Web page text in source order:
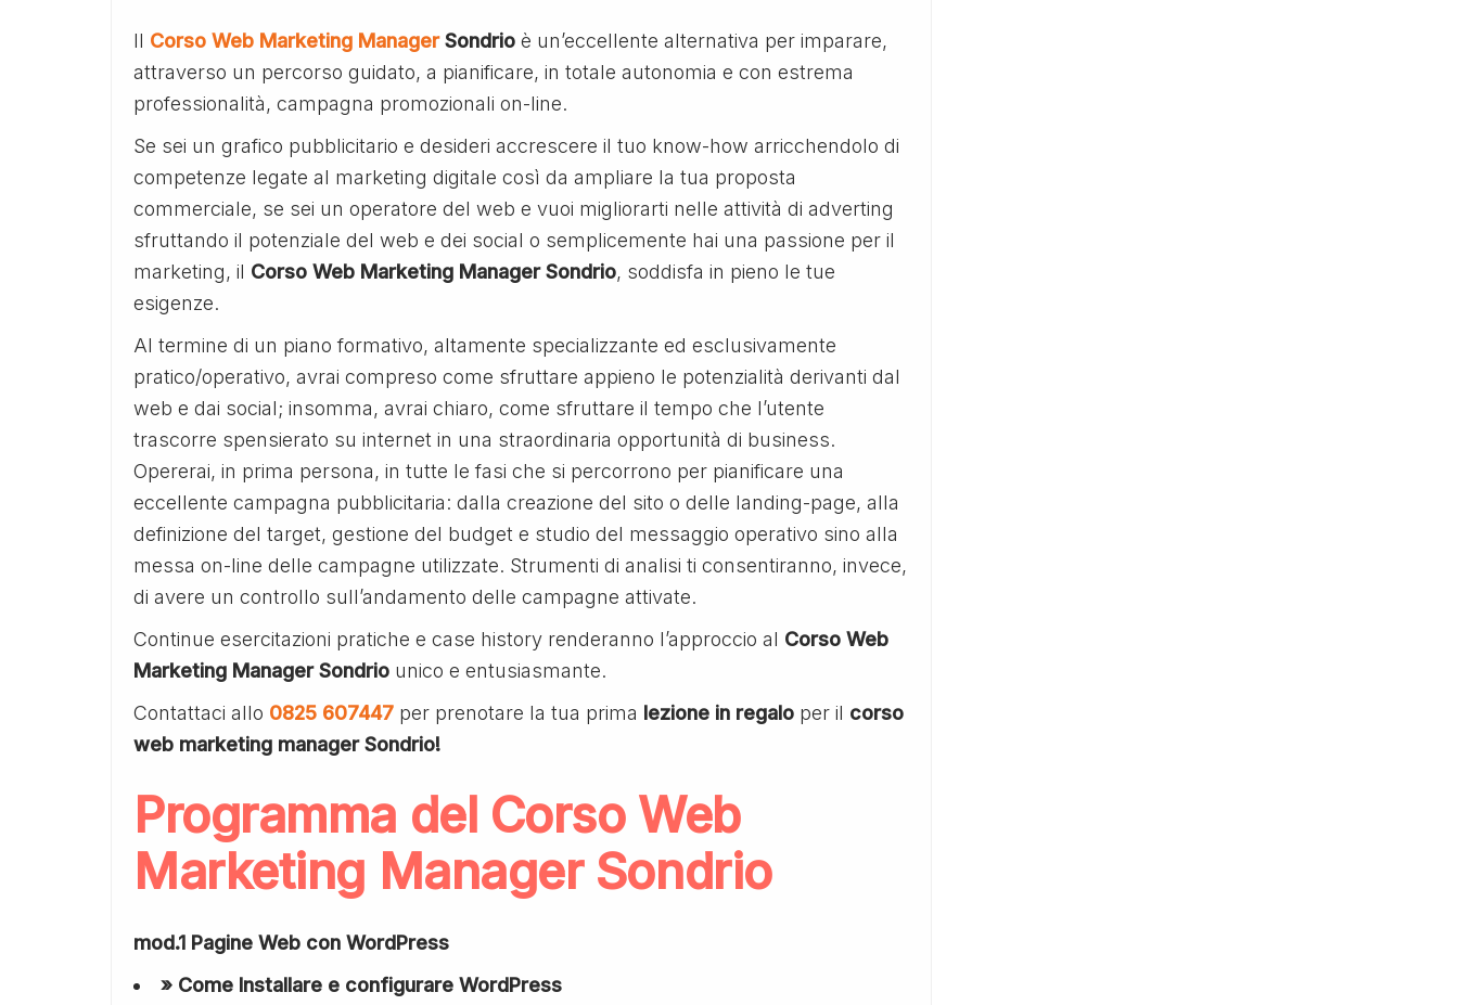
Il Corso Web Marketing ManagerSondrio è un’eccellente alternativa per imparare,
attraverso un percorso guidato, a pianificare, in totale autonomia e con estrema
professionalità, campagna promozionali on-line.
Se sei un grafico pubblicitario e desideri accrescere il tuo know-how arricchendolo di
competenze legate al marketing digitale così da ampliare la tua proposta
commerciale, se sei un operatore del web e vuoi migliorarti nelle attività di adverting
sfruttando il potenziale del web e dei social o semplicemente hai una passione per il
marketing, il Corso Web Marketing Manager Sondrio, soddisfa in pieno le tue
esigenze.
Al termine di un piano formativo, altamente specializzante ed esclusivamente
pratico/operativo, avrai compreso come sfruttare appieno le potenzialità derivanti dal
web e dai social; insomma, avrai chiaro, come sfruttare il tempo che l’utente
trascorre spensierato su internet in una straordinaria opportunità di business.
Opererai, in prima persona, in tutte le fasi che si percorrono per pianificare una
eccellente campagna pubblicitaria: dalla creazione del sito o delle landing-page, alla
definizione del target, gestione del budget e studio del messaggio operativo sino alla
messa on-line delle campagne utilizzate. Strumenti di analisi ti consentiranno, invece,
di avere un controllo sull’andamento delle campagne attivate.
Continue esercitazioni pratiche e case history renderanno l’approccio al Corso Web
Marketing Manager Sondrio unico e entusiasmante.
Contattaci allo 0825 607447 per prenotare la tua prima lezione in regalo per il corso
web marketing manager Sondrio!
Programma del Corso Web
Marketing Manager Sondrio
mod.1 Pagine Web con WordPress
» Come Installare e configurare WordPress